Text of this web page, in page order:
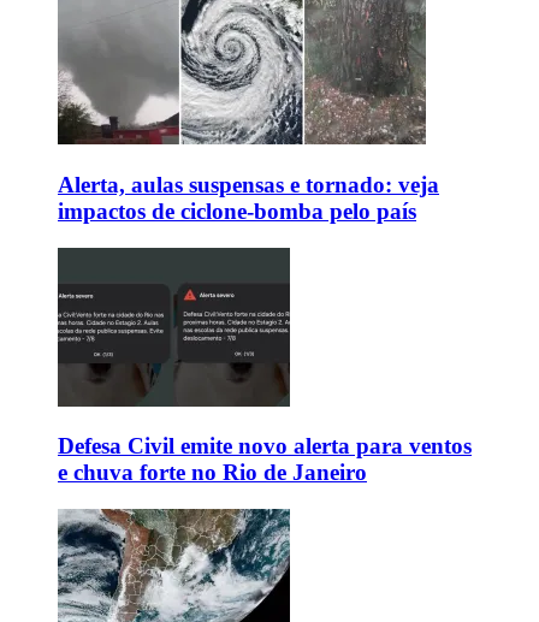
Alerta, aulas suspensas e tornado: veja
impactos de ciclone-bomba pelo país
Defesa Civil emite novo alerta para ventos
e chuva forte no Rio de Janeiro